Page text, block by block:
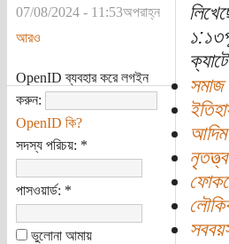
07/08/2024 - 11:53অপরাহ্ন
আরও
OpenID ব্যবহার করে লগইন
করুন:
OpenID কি?
সদস্য পরিচয়: *
পাসওয়ার্ড: *
ভুলোনা আমায়
সমাজ
নৃতত্ত্ব